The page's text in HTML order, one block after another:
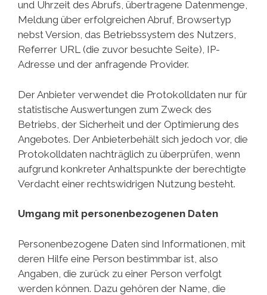
und Uhrzeit des Abrufs, übertragene Datenmenge,
Meldung über erfolgreichen Abruf, Browsertyp
nebst Version, das Betriebssystem des Nutzers,
Referrer URL (die zuvor besuchte Seite), IP-
Adresse und der anfragende Provider.
Der Anbieter verwendet die Protokolldaten nur für
statistische Auswertungen zum Zweck des
Betriebs, der Sicherheit und der Optimierung des
Angebotes. Der Anbieterbehält sich jedoch vor, die
Protokolldaten nachträglich zu überprüfen, wenn
aufgrund konkreter Anhaltspunkte der berechtigte
Verdacht einer rechtswidrigen Nutzung besteht.
Umgang mit personenbezogenen Daten
Personenbezogene Daten sind Informationen, mit
deren Hilfe eine Person bestimmbar ist, also
Angaben, die zurück zu einer Person verfolgt
werden können. Dazu gehören der Name, die